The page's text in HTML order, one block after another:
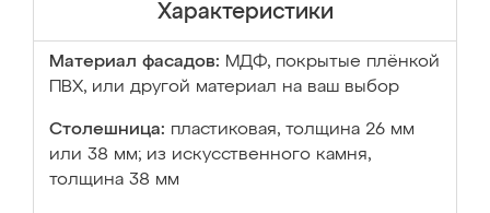
Характеристики
Материал фасадов: МДФ, покрытые плёнкой
ПВХ, или другой материал на ваш выбор
Столешница: пластиковая, толщина 26 мм
или 38 мм; из искусственного камня,
толщина 38 мм